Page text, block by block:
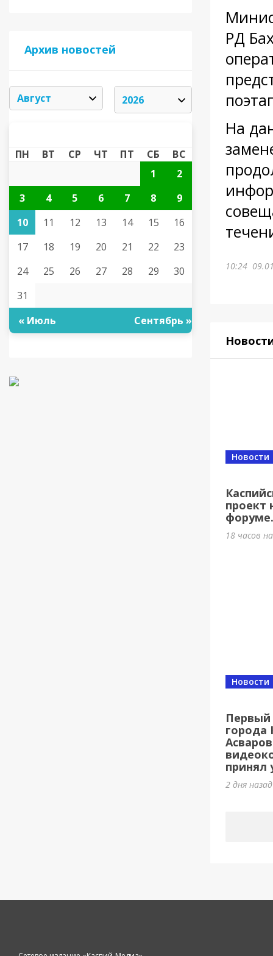
Архив новостей
ПН ВТ СР ЧТ ПТ СБ
ВС
1
2
3
4 5 6 7 8
9
10
11 12 13 14 15
16
17
18 19 20 21 22
23
24
25 26 27 28 29
30
31
« Июль
Сентябрь »
РД
На
10:24
проект
форуме.
Новости
18 часов
Первый
города
принял
Новости
2 дня